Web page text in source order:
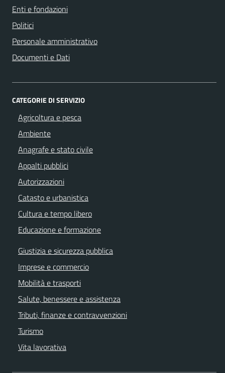
Enti e fondazioni
Politici
Personale amministrativo
Documenti e Dati
CATEGORIE DI SERVIZIO
Agricoltura e pesca
Ambiente
Anagrafe e stato civile
Appalti pubblici
Autorizzazioni
Catasto e urbanistica
Cultura e tempo libero
Educazione e formazione
Giustizia e sicurezza pubblica
Imprese e commercio
Mobilità e trasporti
Salute, benessere e assistenza
Tributi, finanze e contravvenzioni
Turismo
Vita lavorativa